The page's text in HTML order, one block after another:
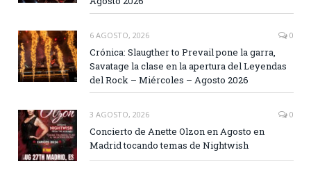
6 AGOSTO, 2026 0
Crónica: Slaugther to Prevail pone la garra,
Savatage la clase en la apertura del Leyendas
del Rock – Miércoles – Agosto 2026
3 AGOSTO, 2026 0
Concierto de Anette Olzon en Agosto en
Madrid tocando temas de Nightwish